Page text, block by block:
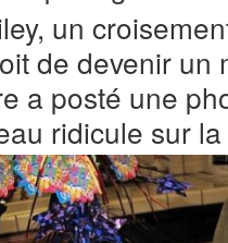
un
de devenir un
a posté une
ridicule sur